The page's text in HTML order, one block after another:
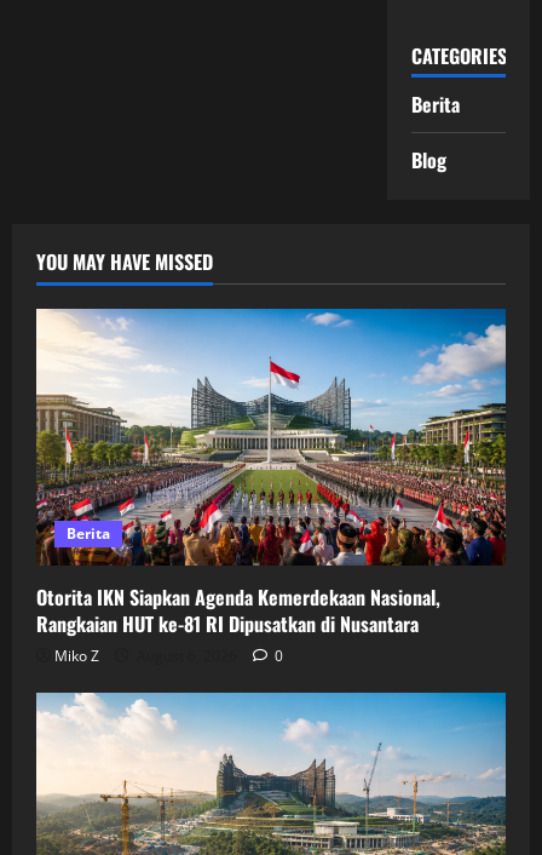
CATEGORIES
Berita
Blog
YOU MAY HAVE MISSED
Berita
Otorita IKN Siapkan Agenda Kemerdekaan Nasional,
Rangkaian HUT ke-81 RI Dipusatkan di Nusantara
Miko Z 0